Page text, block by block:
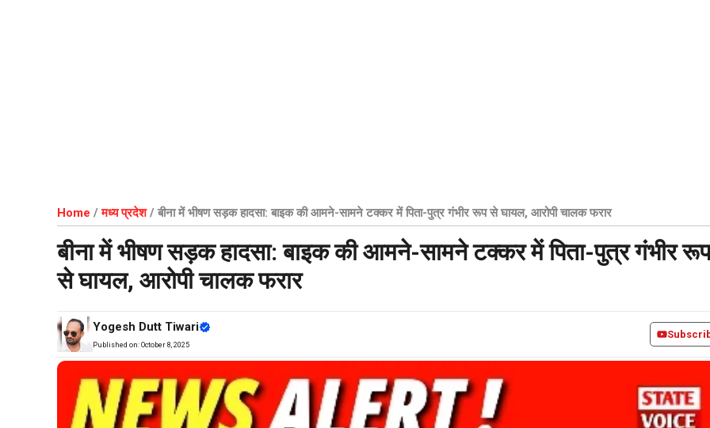
Home /मध्य प्रदेश/ बीना में भीषण सड़क हादसा: बाइक की आमने-सामने टक्कर में पिता-पुत्र गंभीर रूप से घायल, आरोपी चालक फरार
बीना में भीषण सड़क हादसा: बाइक की आमने-सामने टक्कर में पिता-पुत्र गंभीर रूप
से घायल, आरोपी चालक फरार
Yogesh Dutt Tiwari
Published on: October 8, 2025